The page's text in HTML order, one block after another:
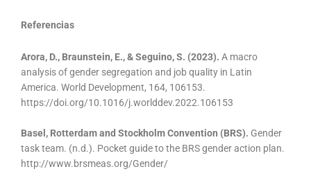
Referencias
Arora, D., Braunstein, E., & Seguino, S. (2023). A macro
analysis of gender segregation and job quality in Latin
America. World Development, 164, 106153.
https://doi.org/10.1016/j.worlddev.2022.106153
Basel, Rotterdam and Stockholm Convention (BRS). Gender
task team. (n.d.). Pocket guide to the BRS gender action plan.
http://www.brsmeas.org/Gender/